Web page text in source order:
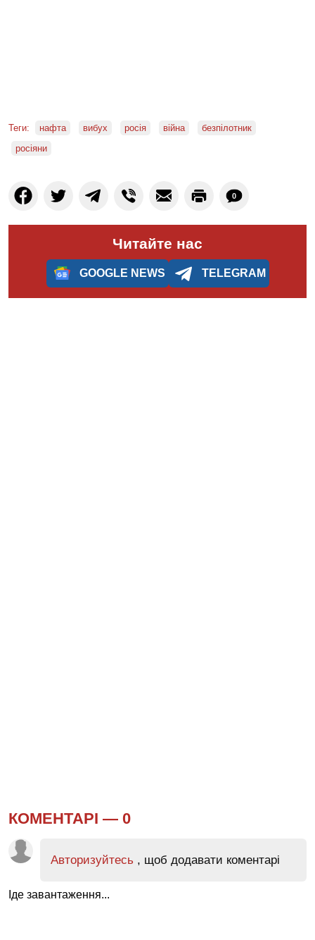
Теги: нафта вибух росія війна
безпілотник
росіяни
0
Читайте нас
GOOGLE NEWS TELEGRAM
КОМЕНТАРІ — 0
Авторизуйтесь , щоб додавати коментарі
Іде завантаження...